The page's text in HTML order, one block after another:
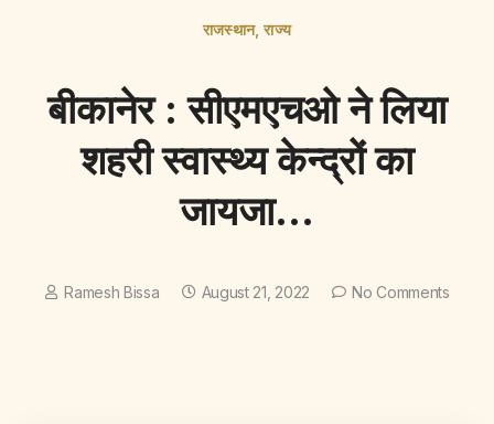
राजस्थान,राज्य
बीकानेर : सीएमएचओ ने लिया
शहरी स्वास्थ्य केन्द्रों का
जायजा…
Ramesh Bissa August 21, 2022 No Comments